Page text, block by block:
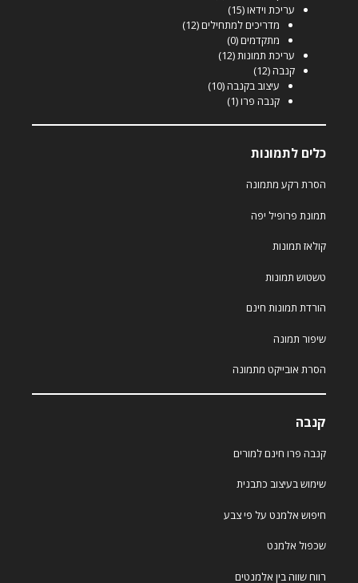
עריכת וידאו(15)
מדריכים למתחילים(12)
מתקדמים(0)
עריכת תמונות (12)
קנבה(12)
עיצוב בקנבה(10)
קנבה פרו(1)
כלים לתמונות
הסרת רקע מתמונה
תמונת פרופיל יפה
קולאז תמונות
טשטוש תמונות
הורדת תמונות חינם
שיפור תמונה
הסרת אובייקט מתמונה
קנבה
קנבה פרו חינם למורים
שימוש בעיצוב כתבנית
חיפוש אלמנט על פי צבע
שכפול אלמנט
רווח שווה בין אלמנטים